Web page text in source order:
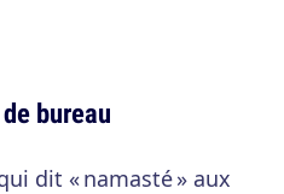
bureau
dit « namasté » aux